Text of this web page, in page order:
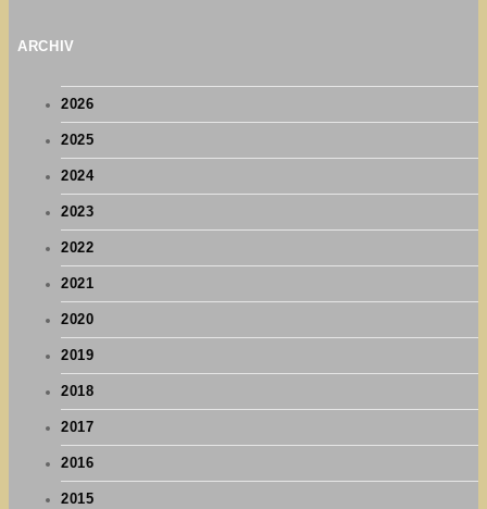
ARCHIV
2026
2025
2024
2023
2022
2021
2020
2019
2018
2017
2016
2015